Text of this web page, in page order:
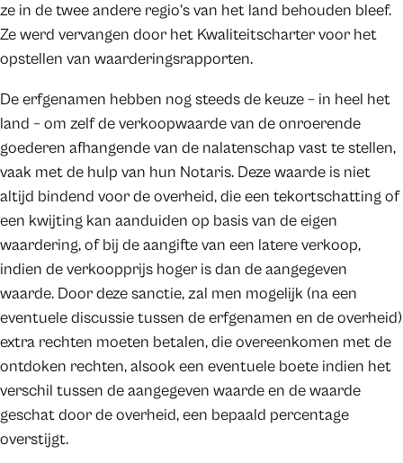
ze in de twee andere regio’s van het land behouden bleef.
Ze werd vervangen door het Kwaliteitscharter voor het
opstellen van waarderingsrapporten.
De erfgenamen hebben nog steeds de keuze – in heel het
land – om zelf de verkoopwaarde van de onroerende
goederen afhangende van de nalatenschap vast te stellen,
vaak met de hulp van hun Notaris. Deze waarde is niet
altijd bindend voor de overheid, die een tekortschatting of
een kwijting kan aanduiden op basis van de eigen
waardering, of bij de aangifte van een latere verkoop,
indien de verkoopprijs hoger is dan de aangegeven
waarde. Door deze sanctie, zal men mogelijk (na een
eventuele discussie tussen de erfgenamen en de overheid)
extra rechten moeten betalen, die overeenkomen met de
ontdoken rechten, alsook een eventuele boete indien het
verschil tussen de aangegeven waarde en de waarde
geschat door de overheid, een bepaald percentage
overstijgt.